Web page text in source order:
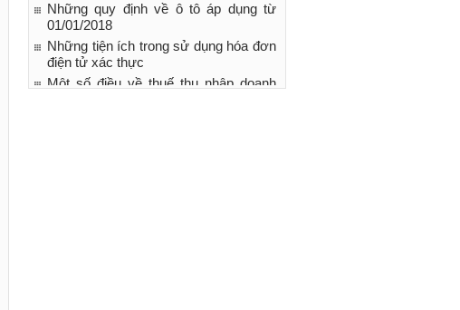
Những quy định về ô tô áp dụng từ
01/01/2018
Những tiện ích trong sử dụng hóa đơn
điện tử xác thực
Một số điều về thuế thu nhập doanh